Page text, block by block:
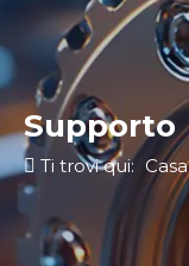
Supporto
Ti trovi qui: Casa